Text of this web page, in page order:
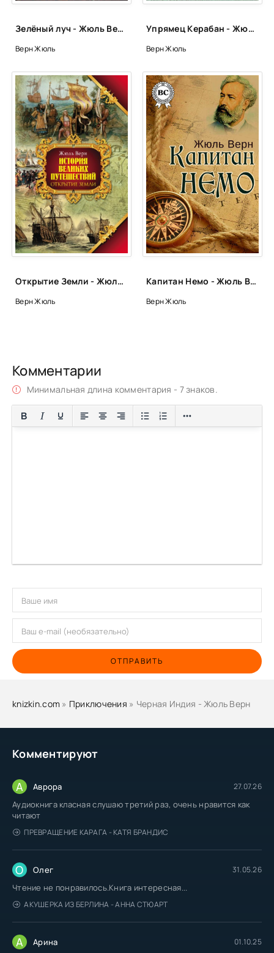
Комментируют
А Аврора 27.07.26
Аудиокнига класная слушаю третий раз, очень нравится как
читают
ПРЕВРАЩЕНИЕ КАРАГА - КАТЯ БРАНДИС
О Олег 31.05.26
Чтение не понравилось.Книга интересная...
АКУШЕРКА ИЗ БЕРЛИНА - АННА СТЮАРТ
А Арина 01.10.25
Зелёный луч - Жюль Верн
Верн Жюль
Упрямец Керабан - Жюль Верн
Верн Жюль
Открытие Земли - Жюль Верн
Верн Жюль
Капитан Немо - Жюль Верн
Верн Жюль
Комментарии
Минимальная длина комментария - 7 знаков.
ОТПРАВИТЬ
knizkin.com » Приключения » Черная Индия - Жюль Верн